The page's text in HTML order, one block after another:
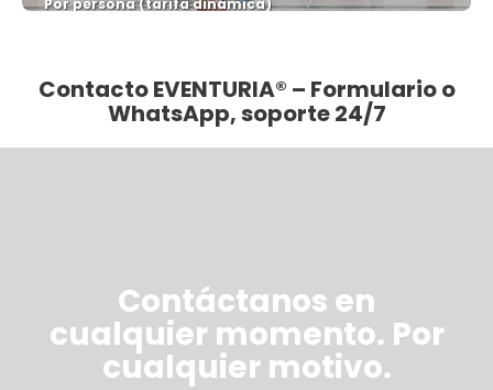
Contacto EVENTURIA® – Formulario o
WhatsApp, soporte 24/7
Contáctanos en
cualquier momento. Por
cualquier motivo.